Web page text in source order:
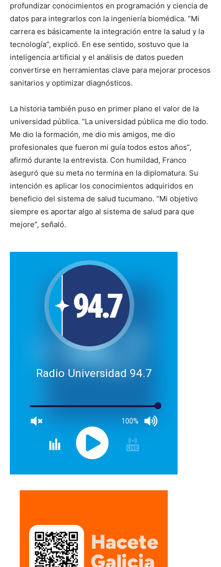
profundizar conocimientos en programación y ciencia de
datos para integrarlos con la ingeniería biomédica. “Mi
carrera es básicamente la integración entre la salud y la
tecnología”, explicó. En ese sentido, sostuvo que la
inteligencia artificial y el análisis de datos pueden
convertirse en herramientas clave para mejorar procesos
sanitarios y optimizar diagnósticos.
La historia también puso en primer plano el valor de la
universidad pública. “La universidad pública me dio todo.
Me dio la formación, me dio mis amigos, me dio
profesionales que fueron mi guía todos estos años”,
afirmó durante la entrevista. Con humildad, Franco
aseguró que su meta no termina en la diplomatura. Su
intención es aplicar los conocimientos adquiridos en
beneficio del sistema de salud tucumano. “Mi objetivo
siempre es aportar algo al sistema de salud para que
mejore”, señaló.
Radio Universidad 94.7
100%